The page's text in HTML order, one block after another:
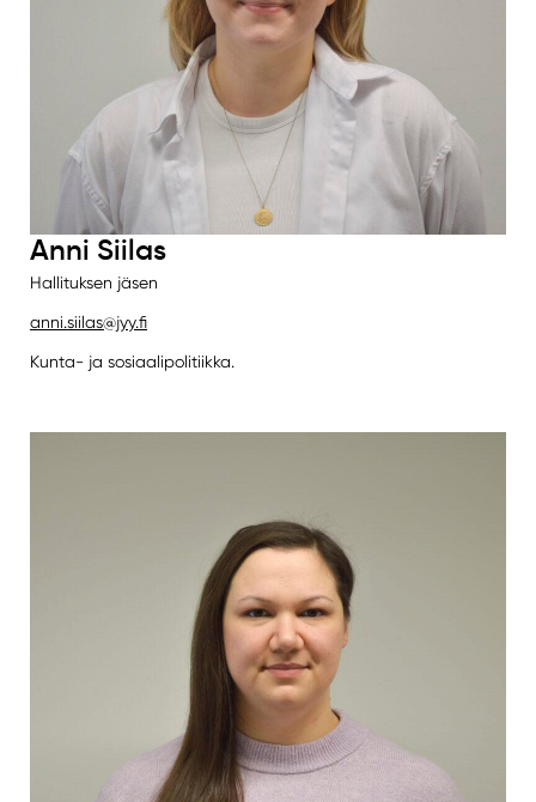
Anni Siilas
Hallituksen jäsen
anni.siilas@jyy.fi
Kunta- ja sosiaalipolitiikka.